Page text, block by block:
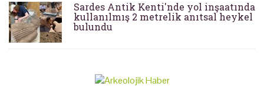
Sardes Antik Kenti'nde yol inşaatında
kullanılmış 2 metrelik anıtsal heykel
bulundu